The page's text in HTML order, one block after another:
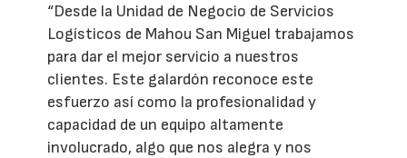
“Desde la Unidad de Negocio de Servicios
Logísticos de Mahou San Miguel trabajamos
para dar el mejor servicio a nuestros
clientes. Este galardón reconoce este
esfuerzo así como la profesionalidad y
capacidad de un equipo altamente
involucrado, algo que nos alegra y nos